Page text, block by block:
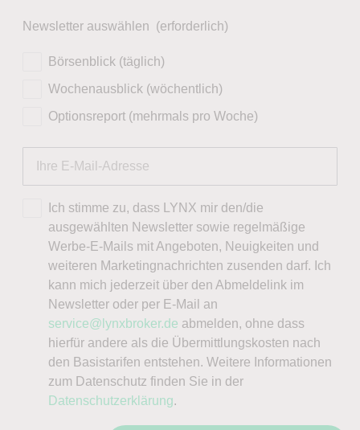
Newsletter auswählen (erforderlich)
Börsenblick (täglich)
Wochenausblick (wöchentlich)
Optionsreport (mehrmals pro Woche)
Ich stimme zu, dass LYNX mir den/die
ausgewählten Newsletter sowie regelmäßige
Werbe-E-Mails mit Angeboten, Neuigkeiten und
weiteren Marketingnachrichten zusenden darf. Ich
kann mich jederzeit über den Abmeldelink im
Newsletter oder per E-Mail an
service@lynxbroker.de abmelden, ohne dass
hierfür andere als die Übermittlungskosten nach
den Basistarifen entstehen. Weitere Informationen
zum Datenschutz finden Sie in der
Datenschutzerklärung.